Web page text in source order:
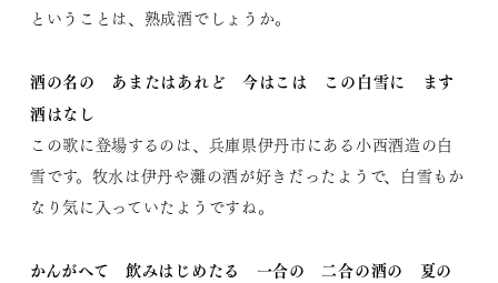
ということは、熟成酒でしょうか。
酒の名の あまたはあれど 今はこは この白雪に ます
酒はなし
この歌に登場するのは、兵庫県伊丹市にある小西酒造の白
雪です。牧水は伊丹や灘の酒が好きだったようで、白雪もか
なり気に入っていたようですね。
かんがへて 飲みはじめたる 一合の 二合の酒の 夏の